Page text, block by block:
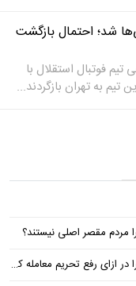
شد؛ احتمال بازگشت
تیم فوتبال استقلال با
تیم به تهران بازگردند...
مردم مقصر اصلی نیستند؟
ازای رفع تحریم معامله کنیم